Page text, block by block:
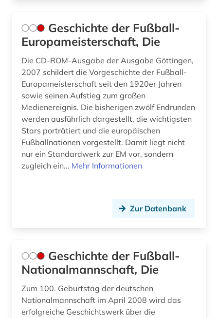
Geschichte der Fußball-
Europameisterschaft, Die
Die CD-ROM-Ausgabe der Ausgabe Göttingen,
2007 schildert die Vorgeschichte der Fußball-
Europameisterschaft seit den 1920er Jahren
sowie seinen Aufstieg zum großen
Medienereignis. Die bisherigen zwölf Endrunden
werden ausführlich dargestellt, die wichtigsten
Stars porträtiert und die europäischen
Fußballnationen vorgestellt. Damit liegt nicht
nur ein Standardwerk zur EM vor, sondern
zugleich ein... Mehr Informationen
Zur Datenbank
Geschichte der Fußball-
Nationalmannschaft, Die
Zum 100. Geburtstag der deutschen
Nationalmannschaft im April 2008 wird das
erfolgreiche Geschichtswerk über die